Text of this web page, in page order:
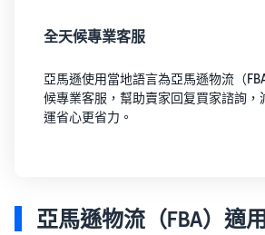
全天候專業客服
亞馬遜使用當地語言為亞馬遜物流（
候專業客服，幫助賣家回复買家諮詢，
運省心更省力。
亞馬遜物流（FBA）適